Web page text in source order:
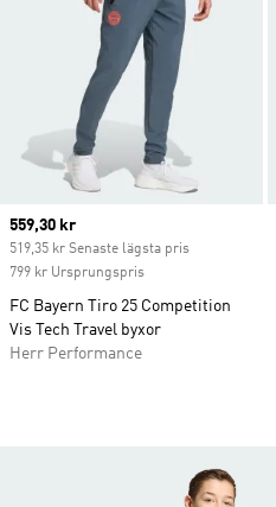
Current price
559,30 kr
519,35 kr Senaste lägsta pris
799 kr Ursprungspris
FC Bayern Tiro 25 Competition
Vis Tech Travel byxor
Herr Performance